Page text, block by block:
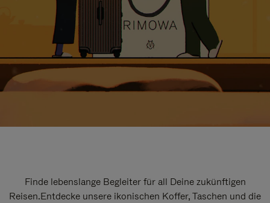
Finde lebenslange Begleiter für all Deine zukünftigen
Reisen.Entdecke unsere ikonischen Koffer, Taschen und die